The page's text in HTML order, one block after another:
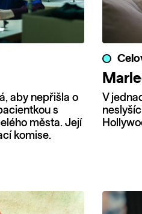
aby nepřišla o
s
města. Její
komise.
V